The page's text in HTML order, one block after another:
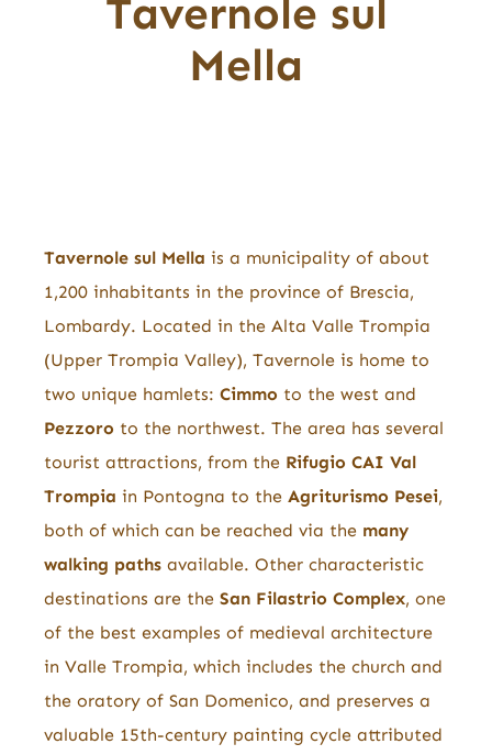
Tavernole sul
Mella
Tavernole sul Mella is a municipality of about
1,200 inhabitants in the province of Brescia,
Lombardy. Located in the Alta Valle Trompia
(Upper Trompia Valley), Tavernole is home to
two unique hamlets: Cimmo to the west and
Pezzoro to the northwest. The area has several
tourist attractions, from the Rifugio CAI Val
Trompia in Pontogna to the Agriturismo Pesei,
both of which can be reached via the many
walking paths available. Other characteristic
destinations are the San Filastrio Complex, one
of the best examples of medieval architecture
in Valle Trompia, which includes the church and
the oratory of San Domenico, and preserves a
valuable 15th-century painting cycle attributed